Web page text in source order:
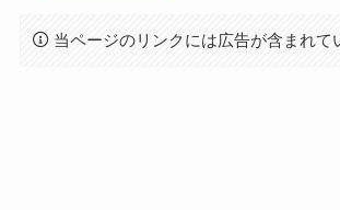
当ページのリンクには広告が含まれて